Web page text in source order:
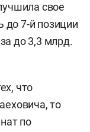
свое
до 7-й позиции
до 3,3 млрд.
что
то
по